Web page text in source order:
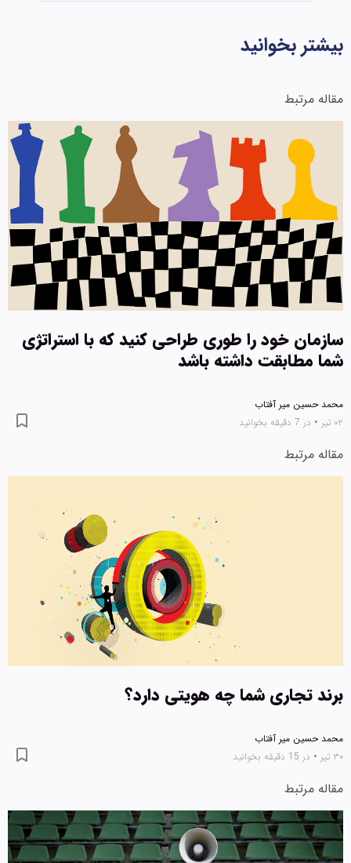
بیشتر بخوانید
مقاله مرتبط
سازمان خود را طوری طراحی کنید که با استراتژی
شما مطابقت داشته باشد
محمد حسین میر آفتاب
۰۲ تیر
• در 7 دقیقه بخوانید
مقاله مرتبط
برند تجاری شما چه هویتی دارد؟
محمد حسین میر آفتاب
۳۰ تیر
• در 15 دقیقه بخوانید
مقاله مرتبط